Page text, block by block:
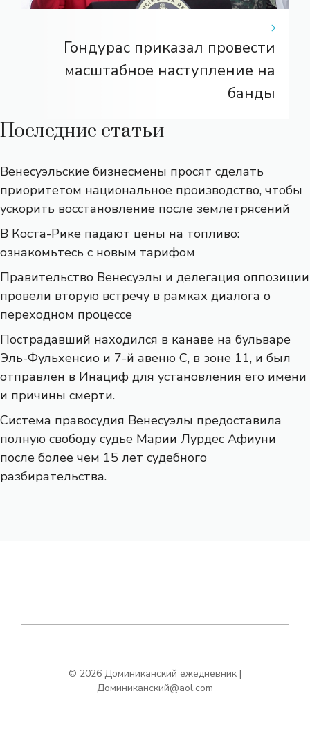
Гондурас приказал провести
масштабное наступление на
банды
Последние статьи
Венесуэльские бизнесмены просят сделать
приоритетом национальное производство, чтобы
ускорить восстановление после землетрясений
В Коста-Рике падают цены на топливо:
ознакомьтесь с новым тарифом
Правительство Венесуэлы и делегация оппозиции
провели вторую встречу в рамках диалога о
переходном процессе
Пострадавший находился в канаве на бульваре
Эль-Фульхенсио и 7-й авеню С, в зоне 11, и был
отправлен в Инациф для установления его имени
и причины смерти.
Система правосудия Венесуэлы предоставила
полную свободу судье Марии Лурдес Афиуни
после более чем 15 лет судебного
разбирательства.
© 2026 Доминиканский ежедневник |
Доминиканский@aol.com